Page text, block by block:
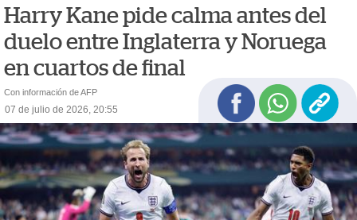
Harry Kane pide calma antes del
duelo entre Inglaterra y Noruega
en cuartos de final
Con información de AFP
07 de julio de 2026, 20:55